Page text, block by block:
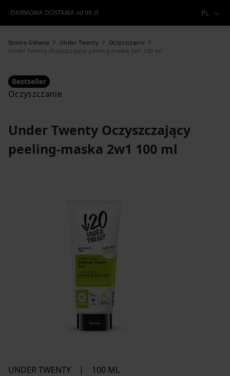
DARMOWA DOSTAWA od 99 zł PL
Strona Główna Under Twenty
Oczyszczanie
Under Twenty Oczyszczający peeling-maska 2w1 100 ml
Bestseller
Oczyszczanie
Under Twenty Oczyszczający
peeling-maska 2w1 100 ml
UNDER TWENTY | 100 ML